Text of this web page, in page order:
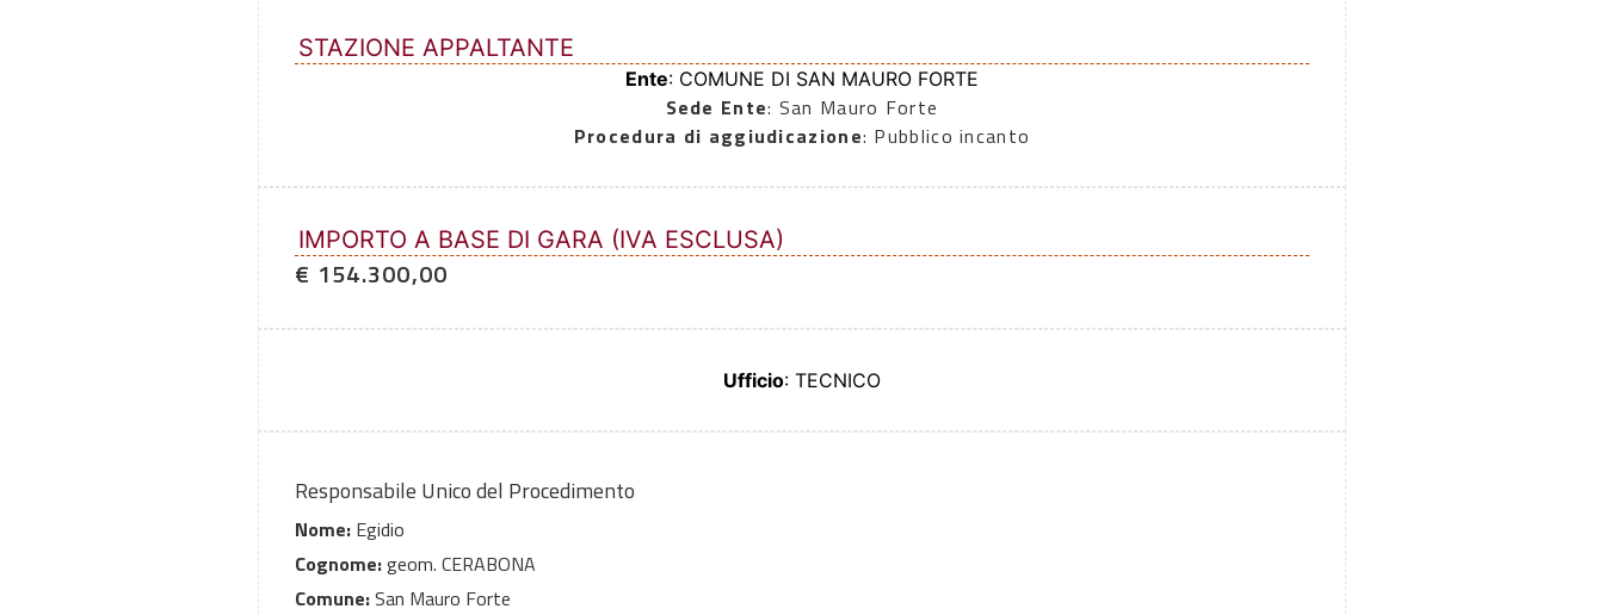
STAZIONE APPALTANTE
Ente: COMUNE DI SAN MAURO FORTE
Sede Ente: San Mauro Forte
Procedura di aggiudicazione: Pubblico incanto
IMPORTO A BASE DI GARA (IVA ESCLUSA)
€ 154.300,00
Ufficio: TECNICO
Responsabile Unico del Procedimento
Nome: Egidio
Cognome:geom. CERABONA
Comune:San Mauro Forte